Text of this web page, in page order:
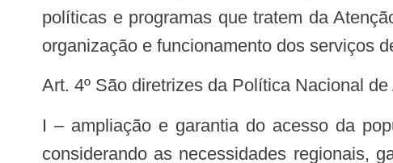
políticas e programas que tratem da
organização e funcionamento dos serviços
Art. 4º São diretrizes da Política Nacional
I – ampliação e garantia do acesso da população a serviços especializados, em tempo oportuno, com referência territorial e
considerando as necessidades regionais,